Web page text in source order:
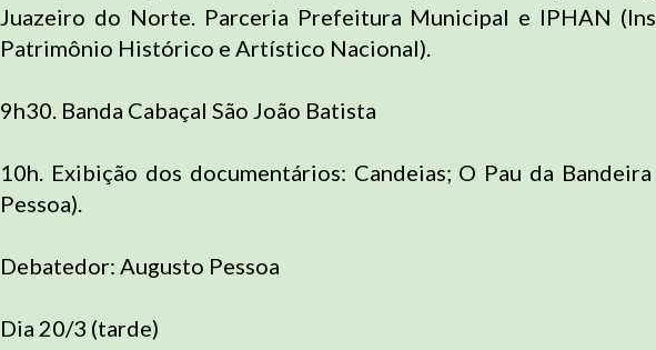
Juazeiro do Norte. Parceria Prefeitura Municipal e IPHAN
Patrimônio Histórico e Artístico Nacional).
9h30. Banda Cabaçal São João Batista
10h. Exibição dos documentários: Candeias; O Pau da
Pessoa).
Debatedor: Augusto Pessoa
Dia 20/3 (tarde)